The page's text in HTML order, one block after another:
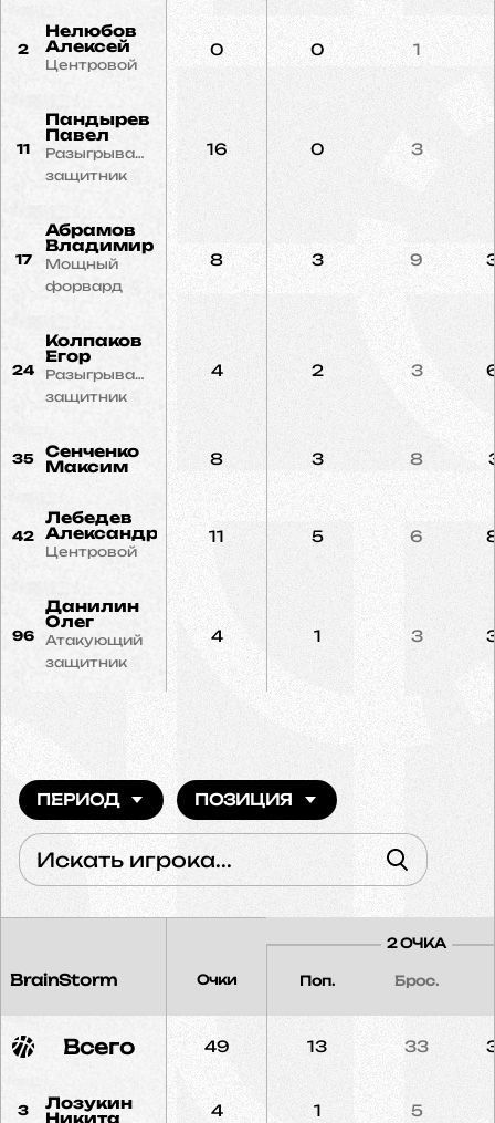
2
Нелюбов
Алексей
Центровой
0 0 1
11
Пандырев
Павел
Разыгрывающий
защитник
16 0 3
17
Абрамов
Владимир
Мощный
форвард
8 3 9
24
Колпаков
Егор
Разыгрывающий
защитник
4 2 3
35
Сенченко
Максим
8 3 8
42
Лебедев
Александр
Центровой
11 5 6
96
Данилин
Олег
Атакующий
защитник
4 1 3
ПЕРИОД ПОЗИЦИЯ
BrainStorm Очки
2 ОЧКА
Поп. Брос.
Всего 49 13 33
3
Лозукин
Никита
4 1 5